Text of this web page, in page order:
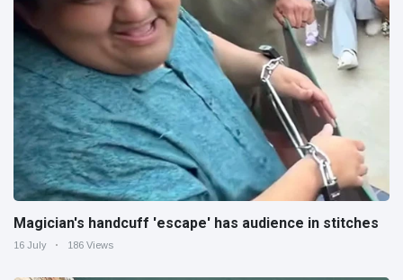
Magician's handcuff 'escape' has audience in stitches
16 July 186 Views